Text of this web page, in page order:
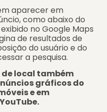
aparecer em
como abaixo do
no Google Maps
de resultados de
do usuário e do
a pesquisa.
de local também
gráficos do
e em